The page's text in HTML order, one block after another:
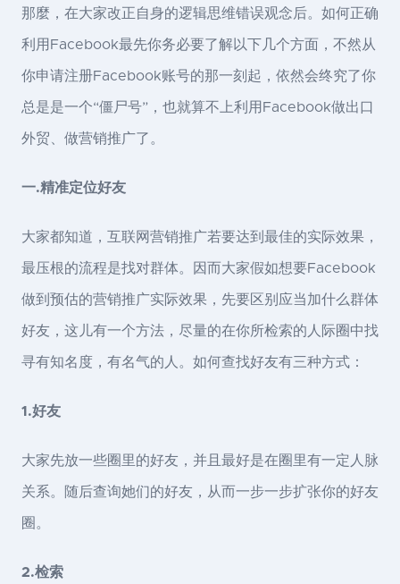
那麼，在大家改正自身的逻辑思维错误观念后。如何正确
利用Facebook最先你务必要了解以下几个方面，不然从
你申请注册Facebook账号的那一刻起，依然会终究了你
总是是一个“僵尸号”，也就算不上利用Facebook做出口
外贸、做营销推广了。
一.精准定位好友
大家都知道，互联网营销推广若要达到最佳的实际效果，
最压根的流程是找对群体。因而大家假如想要Facebook
做到预估的营销推广实际效果，先要区别应当加什么群体
好友，这儿有一个方法，尽量的在你所检索的人际圈中找
寻有知名度，有名气的人。如何查找好友有三种方式：
1.好友
大家先放一些圈里的好友，并且最好是在圈里有一定人脉
关系。随后查询她们的好友，从而一步一步扩张你的好友
圈。
2.检索